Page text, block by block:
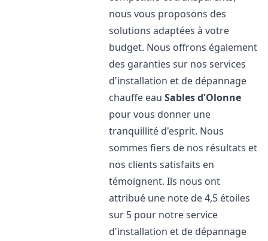
nous vous proposons des
solutions adaptées à votre
budget. Nous offrons également
des garanties sur nos services
d'installation et de dépannage
chauffe eauSables d'Olonne
pour vous donner une
tranquillité d'esprit. Nous
sommes fiers de nos résultats et
nos clients satisfaits en
témoignent. Ils nous ont
attribué une note de 4,5 étoiles
sur 5 pour notre service
d'installation et de dépannage